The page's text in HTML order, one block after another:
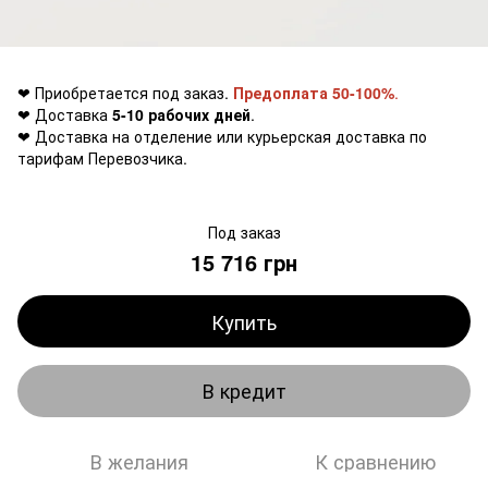
❤ Приобретается под заказ. Предоплата 50-100%.
❤ Доставка 5-10 рабочих дней.
❤ Доставка на отделение или курьерская доставка по
тарифам Перевозчика.
Под заказ
15 716 грн
Купить
В кредит
В желания К сравнению